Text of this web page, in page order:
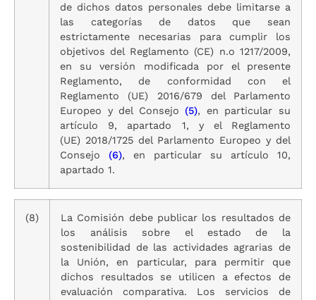
de dichos datos personales debe limitarse a
las categorías de datos que sean
estrictamente necesarias para cumplir los
objetivos del Reglamento (CE) n.o 1217/2009,
en su versión modificada por el presente
Reglamento, de conformidad con el
Reglamento (UE) 2016/679 del Parlamento
Europeo y del Consejo (5), en particular su
artículo 9, apartado 1, y el Reglamento
(UE) 2018/1725 del Parlamento Europeo y del
Consejo (6), en particular su artículo 10,
apartado 1.
(8)
La Comisión debe publicar los resultados de
los análisis sobre el estado de la
sostenibilidad de las actividades agrarias de
la Unión, en particular, para permitir que
dichos resultados se utilicen a efectos de
evaluación comparativa. Los servicios de